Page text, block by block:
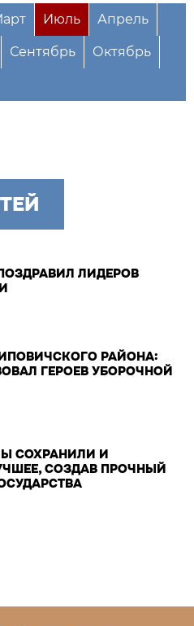
Июль Апрель
Сентябрь Октябрь
ЛИДЕРОВ
РАЙОНА:
ГЕРОЕВ УБОРОЧНОЙ
СОХРАНИЛИ И
СОЗДАВ ПРОЧНЫЙ